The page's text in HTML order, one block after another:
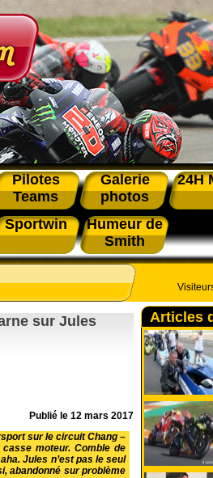
Pilotes
Teams
Galerie
photos
24H
Sportwin
Humeur de
Smith
sur Jules
Publié le 12 mars 2017
sur le circuit Chang –
moteur. Comble de
Jules n’est pas le seul
abandonné sur problème
Articles